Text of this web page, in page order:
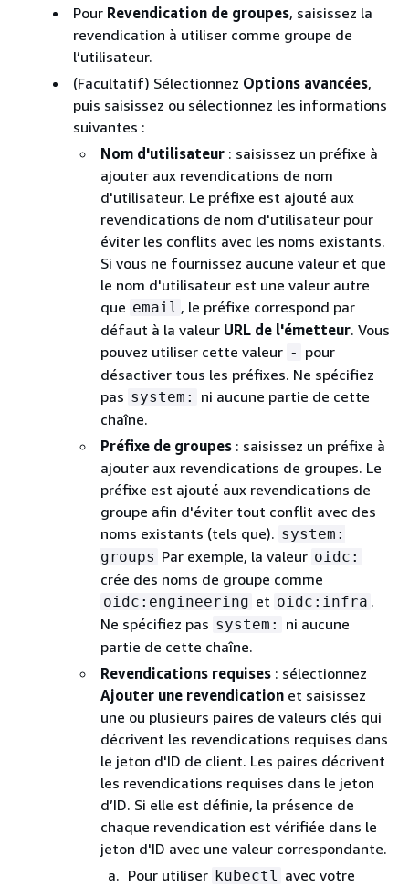
Pour Revendication de groupes, saisissez la
revendication à utiliser comme groupe de
l’utilisateur.
(Facultatif) Sélectionnez Options avancées,
puis saisissez ou sélectionnez les informations
suivantes :
Nom d'utilisateur : saisissez un préfixe à
ajouter aux revendications de nom
d'utilisateur. Le préfixe est ajouté aux
revendications de nom d'utilisateur pour
éviter les conflits avec les noms existants.
Si vous ne fournissez aucune valeur et que
le nom d'utilisateur est une valeur autre
que email , le préfixe correspond par
défaut à la valeur URL de l'émetteur. Vous
pouvez utiliser cette valeur - pour
désactiver tous les préfixes. Ne spécifiez
pas system:
ni aucune partie de cette
chaîne.
Préfixe de groupes : saisissez un préfixe à
ajouter aux revendications de groupes. Le
préfixe est ajouté aux revendications de
groupe afin d'éviter tout conflit avec des
noms existants (tels que). system:
groups Par exemple, la valeur oidc:
crée des noms de groupe comme
oidc:engineering et oidc:infra .
Ne spécifiez pas system:
ni aucune
partie de cette chaîne.
Revendications requises : sélectionnez
Ajouter une revendication et saisissez
une ou plusieurs paires de valeurs clés qui
décrivent les revendications requises dans
le jeton d'ID de client. Les paires décrivent
les revendications requises dans le jeton
d’ID. Si elle est définie, la présence de
chaque revendication est vérifiée dans le
jeton d'ID avec une valeur correspondante.
Pour utiliser kubectl
avec votre